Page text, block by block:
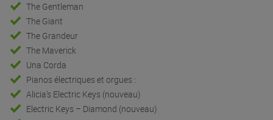
The Gentleman
The Giant
The Grandeur
The Maverick
Una Corda
Pianos électriques et orgues :
Alicia’s Electric Keys (nouveau)
Electric Keys – Diamond (nouveau)